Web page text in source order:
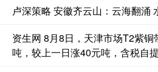
卢深策略 安徽齐云山：云海翻涌
资生网 8月8日，天津市场T2紫
吨，较上一日涨40元吨，含税自提